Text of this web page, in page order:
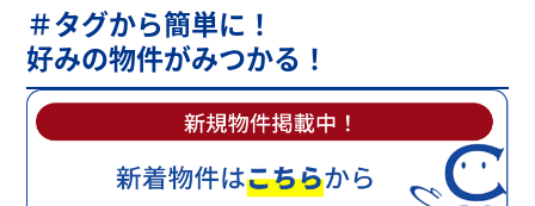
＃タグから簡単に！
好みの物件がみつかる！